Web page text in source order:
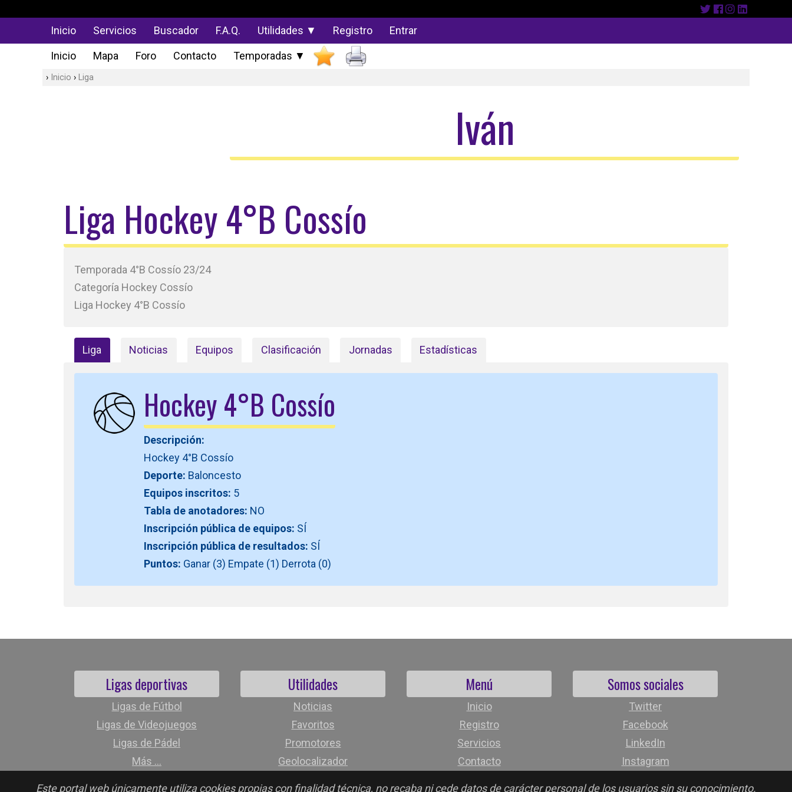
Este portal web únicamente utiliza cookies propias con finalidad técnica, no recaba ni cede datos de carácter personal de los usuarios sin su conocimiento.
Inicio Servicios Buscador F.A.Q. Utilidades ▼ Registro Entrar
Inicio Mapa Foro Contacto Temporadas ▼
Inicio Liga
Iván
Liga Hockey 4°B Cossío
Temporada 4°B Cossío 23/24
Categoría Hockey Cossío
Liga Hockey 4°B Cossío
Liga Noticias Equipos Clasificación Jornadas Estadísticas
Hockey 4°B Cossío
Descripción:
Hockey 4°B Cossío
Deporte: Baloncesto
Equipos inscritos: 5
Tabla de anotadores: NO
Inscripción pública de equipos: SÍ
Inscripción pública de resultados: SÍ
Puntos: Ganar (3) Empate (1) Derrota (0)
Ligas deportivas
Ligas de Fútbol
Ligas de Videojuegos
Ligas de Pádel
Más ...
Utilidades
Noticias
Favoritos
Promotores
Geolocalizador
Menú
Inicio
Registro
Servicios
Contacto
Somos sociales
Twitter
Facebook
LinkedIn
Instagram